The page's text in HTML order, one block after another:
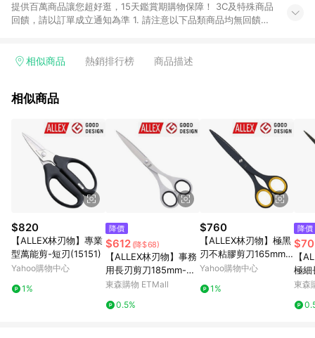
提供百萬商品讓您超好逛，15天鑑賞期購物保障！ 3C及特殊商品
回饋，請以訂單成立通知為準 1. 請注意以下品類商品均無回饋：
電玩/遊戲/相機/單眼/鏡頭/拍立得 [2024/6/1起適用] -內接硬
的購回饋活動享Yahoo超贈點回饋者 - 購物中心商店之商品：商
3. 訂單回饋金額將扣除運費/購物金/超贈點/福利金/紅利折抵/折
價券等虛擬貨幣折抵 4. 大宗採購或批發轉賣不具回饋資格： 如
有相關事證認定您為大宗採購、批發轉賣而非最終消費使用者，
相關認定以Yahoo購物中心之認定為準
相似商品 熱銷排行榜 商品描述
相似商品
$820
【ALLEX林刃物】專業
型萬能剪-短刃(15151)
Yahoo購物中心
1%
降價
$612 (降$68)
【ALLEX林刃物】事務
用長刃剪刀185mm-黑
(11103B)
東森購物 ETMall
0.5%
$760
【ALLEX林刃物】極黑
刃不粘膠剪刀165mm-
黃(11150Y)
Yahoo購物中心
1%
降價
【
極細
(大
東森